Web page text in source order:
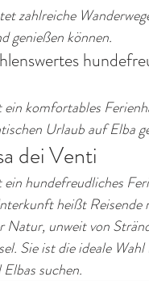
zahlreiche
genießen können.
komfortables
Urlaub auf Elba
dei Venti
hundefreudliches
heißt
unweit von
Sie ist die ideale
suchen.